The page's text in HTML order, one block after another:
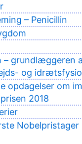
– Penicillin
– grundlæggeren
og
opdagelser om
2018
Nobelpristager